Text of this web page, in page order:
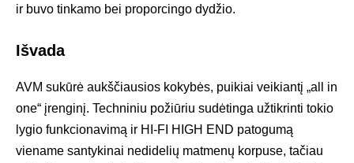
ir buvo tinkamo bei proporcingo dydžio.
Išvada
AVM sukūrė aukščiausios kokybės, puikiai veikiantį „all in
one“ įrenginį. Techniniu požiūriu sudėtinga užtikrinti tokio
lygio funkcionavimą ir HI-FI HIGH END patogumą
viename santykinai nedidelių matmenų korpuse, tačiau